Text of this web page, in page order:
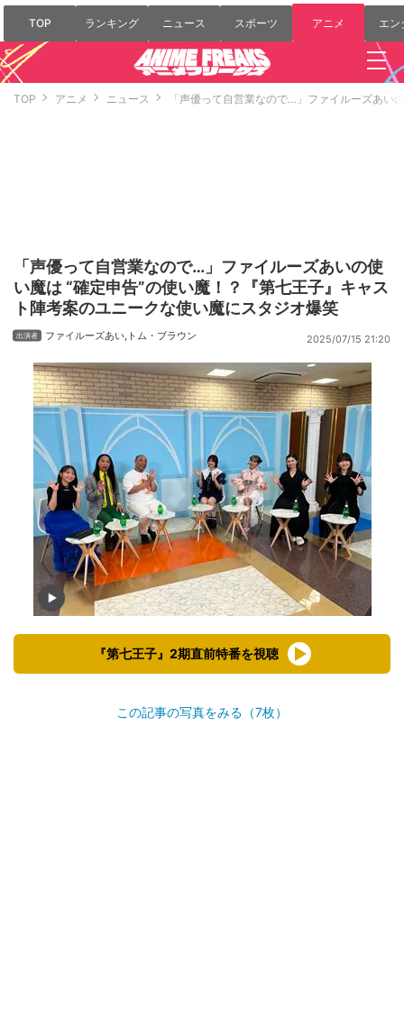
TOP ランキング ニュース スポーツ アニメ エン
TOP アニメ ニュース 「声優って自営業なので…」ファイルーズあい
「声優って自営業なので…」ファイルーズあいの使
い魔は “確定申告”の使い魔！？『第七王子』キャス
ト陣考案のユニークな使い魔にスタジオ爆笑
ファイルーズあい トム・ブラウン 2025/07/15 21:20
『第七王子』2期直前特番を視聴
この記事の写真をみる（7枚）